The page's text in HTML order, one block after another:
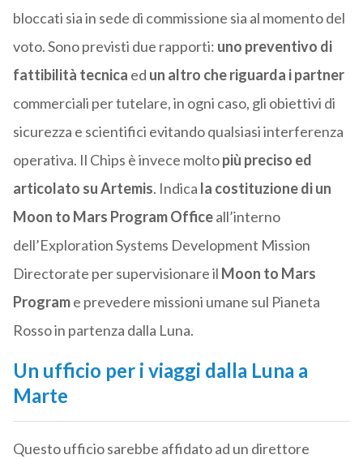
bloccati sia in sede di commissione sia al momento del
voto. Sono previsti due rapporti: uno preventivo di
fattibilità tecnica ed un altro che riguarda i partner
commerciali per tutelare, in ogni caso, gli obiettivi di
sicurezza e scientifici evitando qualsiasi interferenza
operativa. Il Chips è invece moltopiù preciso ed
articolato su Artemis. Indica la costituzione di un
Moon to Mars Program Officeall’interno
dell’Exploration Systems Development Mission
Directorate per supervisionare il Moon to Mars
Programe prevedere missioni umane sul Pianeta
Rosso in partenza dalla Luna.
Un ufficio per i viaggi dalla Luna a
Marte
Questo ufficio sarebbe affidato ad un direttore